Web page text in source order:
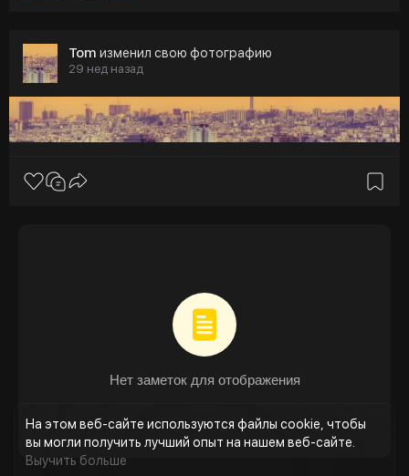
На этом веб-сайте используются файлы cookie, чтобы
вы могли получить лучший опыт на нашем веб-сайте.
Выучить больше
Tom изменил свою фотографию
29 нед назад
Нет заметок для отображения